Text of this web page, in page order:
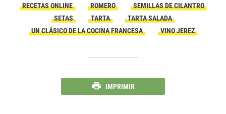
RECETAS ONLINE
ROMERO
SEMILLAS DE CILANTRO
SETAS
TARTA
TARTA SALADA
UN CLÁSICO DE LA COCINA FRANCESA
VINO JEREZ
IMPRIMIR